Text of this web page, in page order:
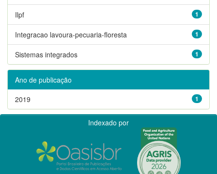
1
Ilpf
1
Integracao lavoura-pecuaria-floresta
1
Sistemas integrados
Ano de publicação
1
2019
Indexado por